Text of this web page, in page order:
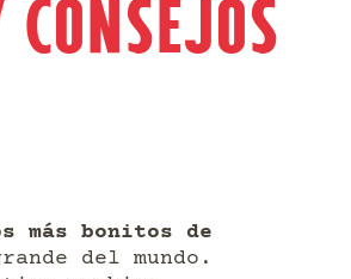
más bonitos de
del mundo.